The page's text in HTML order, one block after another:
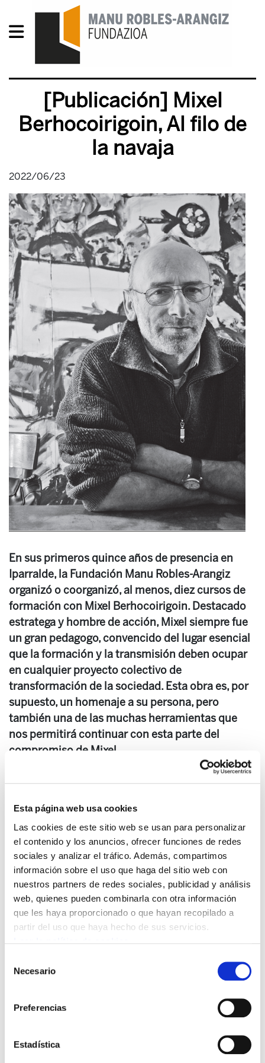
Esta página web usa cookies
Las cookies de este sitio web se usan para personalizar
el contenido y los anuncios, ofrecer funciones de redes
sociales y analizar el tráfico. Además, compartimos
información sobre el uso que haga del sitio web con
nuestros partners de redes sociales, publicidad y análisis
web, quienes pueden combinarla con otra información
que les haya proporcionado o que hayan recopilado a
partir del uso que haya hecho de sus servicios.
Necesario
Preferencias
Estadística
[Publicación] Mixel
Berhocoirigoin, Al filo de
la navaja
2022/06/23
En sus primeros quince años de presencia en
Iparralde, la Fundación Manu Robles-Arangiz
organizó o coorganizó, al menos, diez cursos de
formación con Mixel Berhocoirigoin. Destacado
estratega y hombre de acción, Mixel siempre fue
un gran pedagogo, convencido del lugar esencial
que la formación y la transmisión deben ocupar
en cualquier proyecto colectivo de
transformación de la sociedad. Esta obra es, por
supuesto, un homenaje a su persona, pero
también una de las muchas herramientas que
nos permitirá continuar con esta parte del
compromiso de Mixel.
quince años de
presencia en
Iparralde, la
Fundación Manu
Robles-Arangiz
organizó o
coorganizó, al
menos, diez cursos
Berhocoirigoin.
estratega y
hombre de acción,
un gran pedagogo,
convencido del